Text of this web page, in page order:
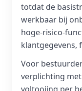
totdat de
werkbaar bij
hoge-risico-
klantgegevens,
Voor
verplichting